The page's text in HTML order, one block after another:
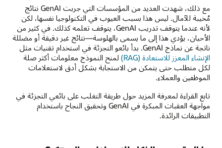
مع ذلك، شهدت العديد من المؤسسات التي جربت GenAI نتائج
مُخيبة للآمال. ليس هذا بسبب العيوب في التكنولوجيا نفسها، لكن
لأنه عندما يتوقف تدريب GenAI، يتوقف تعلمه كذلك. في كثير من
الأحيان، يؤدي هذا إلى ما يسمى بالهلوسة—نتائج غير دقيقة أو مضللة
ناتجة عن نماذج GenAI. بدأ بائعو التجزئة في استخدام تقنيات مثل
الإنشاء المعزز للاستعادة (RAG)
لمنح النموذج معلومات أكثر صلة
لكل متطلب حتى يتمكن من الاستجابة بشكل أدق لاستعلامات
الموظفين والعملاء.
تابع القراءة لمعرفة المزيد حول طريقة التغلب على بائعي التجزئة في
مواجهة العقبات المبكرة في GenAI وتحقيق النجاح باستخدام
التطبيقات الرائدة.